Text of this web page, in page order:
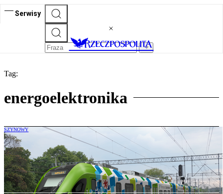
Serwisy
Tag:
energoelektronika
SZYNOWY
Polski dostawca energoelektroniki w
globalnym wyścigu